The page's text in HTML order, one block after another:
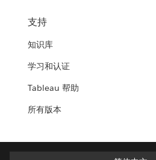
支持
知识库
学习和认证
Tableau 帮助
所有版本